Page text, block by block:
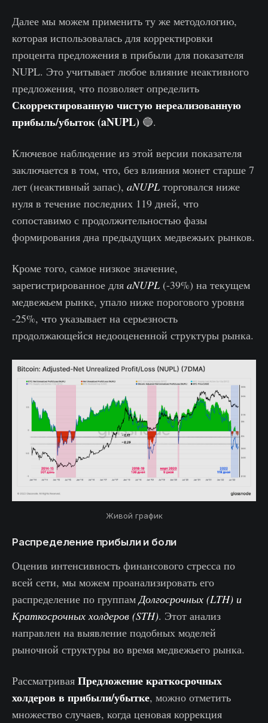
Далее мы можем применить ту же методологию,
которая использовалась для корректировки
процента предложения в прибыли для показателя
NUPL. Это учитывает любое влияние неактивного
предложения, что позволяет определить
Скорректированную чистую нереализованную
прибыль/убыток (aNUPL) 🔵.
Ключевое наблюдение из этой версии показателя
заключается в том, что, без влияния монет старше 7
лет (неактивный запас), aNUPL торговался ниже
нуля в течение последних 119 дней, что
сопоставимо с продолжительностью фазы
формирования дна предыдущих медвежьих рынков.
Кроме того, самое низкое значение,
зарегистрированное для aNUPL (-39%) на текущем
медвежьем рынке, упало ниже порогового уровня
-25%, что указывает на серьезность
продолжающейся недооцененной структуры рынка.
Живой график
Распределение прибыли и боли
Оценив интенсивность финансового стресса по
всей сети, мы можем проанализировать его
распределение по группамДолгосрочных (LTH) и
Краткосрочных холдеров (STH). Этот анализ
направлен на выявление подобных моделей
рыночной структуры во время медвежьего рынка.
Рассматривая Предложение краткосрочных
холдеров в прибыли/убытке, можно отметить
множество случаев, когда ценовая коррекция